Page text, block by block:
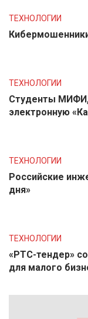
ТЕХНОЛОГИИ
ТЕХНОЛОГИИ
Студенты
электронную
ТЕХНОЛОГИИ
Российские
дня»
ТЕХНОЛОГИИ
«РТС-тендер»
для малого